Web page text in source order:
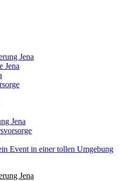
Jena
Jena
Jena
Event in einer tollen Umgebung
Jena